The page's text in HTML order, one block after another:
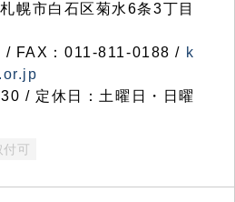
市白石区菊水6条3丁目
FAX：011-811-0188 / k
/ 定休日：土曜日・日曜
付可